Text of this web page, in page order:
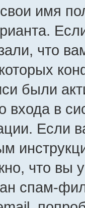
имя
что
были
входа в
что вы
спам-